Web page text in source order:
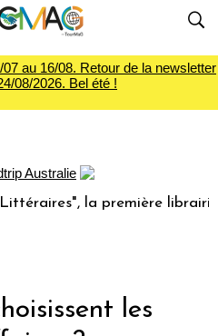
au 16/08. Retour de la newsletter
08/2026. Bel été !
la première librairie du
les